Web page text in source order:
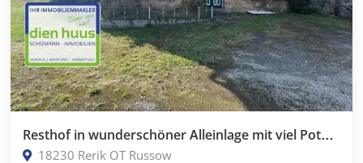
18230 Rerik OT Russow